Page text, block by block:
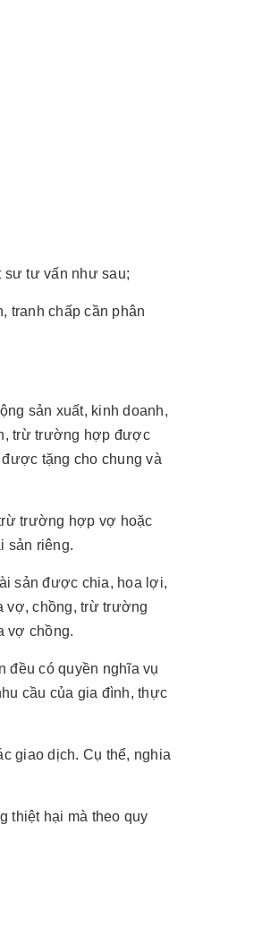
sư tư vấn như sau;
tranh chấp cần phân
sản xuất, kinh doanh,
trừ trường hợp được
tặng cho chung và
trường hợp vợ hoặc
sản riêng.
sản được chia, hoa lợi,
vợ, chồng, trừ trường
vợ chồng.
đều có quyền nghĩa vụ
cầu của gia đình, thực
giao dịch. Cụ thể, nghia
thiệt hại mà theo quy